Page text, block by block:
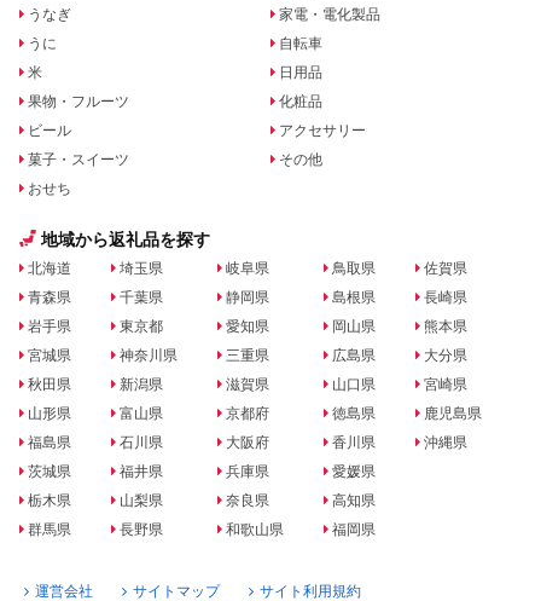
うなぎ
うに
米
果物・フルーツ
ビール
菓子・スイーツ
おせち
家電・電化製品
自転車
日用品
化粧品
アクセサリー
その他
地域から返礼品を探す
北海道
青森県
岩手県
宮城県
秋田県
山形県
福島県
茨城県
栃木県
群馬県
埼玉県
千葉県
東京都
神奈川県
新潟県
富山県
石川県
福井県
山梨県
長野県
岐阜県
静岡県
愛知県
三重県
滋賀県
京都府
大阪府
兵庫県
奈良県
和歌山県
鳥取県
島根県
岡山県
広島県
山口県
徳島県
香川県
愛媛県
高知県
福岡県
佐賀県
長崎県
熊本県
大分県
宮崎県
鹿児島県
沖縄県
運営会社 サイトマップ サイト利用規約